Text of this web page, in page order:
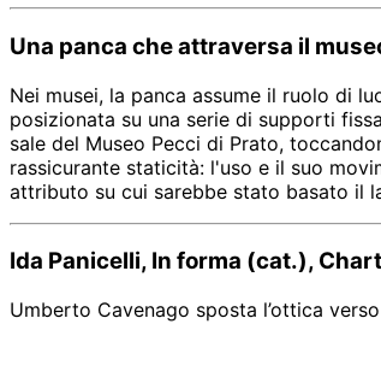
Una panca che attraversa il
Nei musei, la panca assume il ruolo di
posizionata su una serie di supporti
sale del Museo Pecci di Prato,
rassicurante staticità: l'uso e il suo
attributo su cui sarebbe stato basato il
Ida Panicelli, In forma (cat.),
Umberto Cavenago sposta l’ottica